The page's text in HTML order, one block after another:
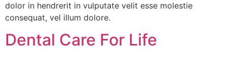
dolor in hendrerit in vulputate velit esse molestie
consequat, vel illum dolore.
Dental Care For Life